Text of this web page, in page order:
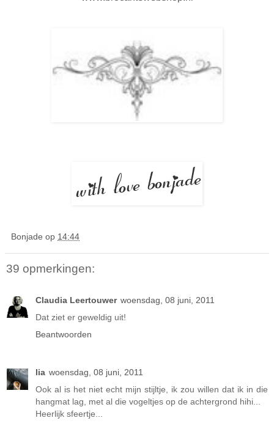
Bonjade op 14:44
39 opmerkingen:
Claudia Leertouwer woensdag, 08 juni, 2011
Dat ziet er geweldig uit!
Beantwoorden
lia woensdag, 08 juni, 2011
Ook al is het niet echt mijn stijltje, ik zou willen dat ik in die
hangmat lag, met al die vogeltjes op de achtergrond hihi...
Heerlijk sfeertje...